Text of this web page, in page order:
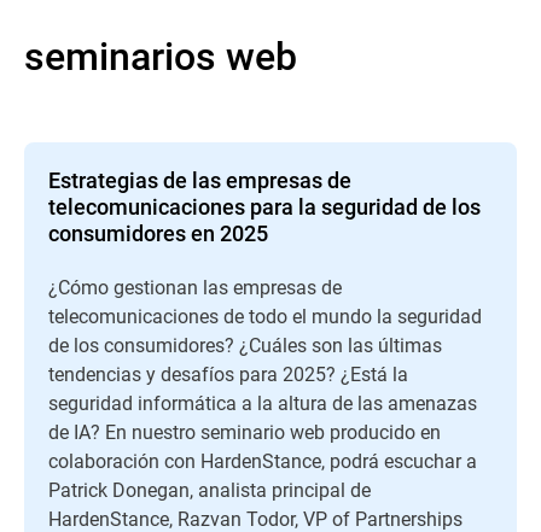
seminarios web
Estrategias de las empresas de
telecomunicaciones para la seguridad de los
consumidores en 2025
¿Cómo gestionan las empresas de
telecomunicaciones de todo el mundo la seguridad
de los consumidores? ¿Cuáles son las últimas
tendencias y desafíos para 2025? ¿Está la
seguridad informática a la altura de las amenazas
de IA? En nuestro seminario web producido en
colaboración con HardenStance, podrá escuchar a
Patrick Donegan, analista principal de
HardenStance, Razvan Todor, VP of Partnerships